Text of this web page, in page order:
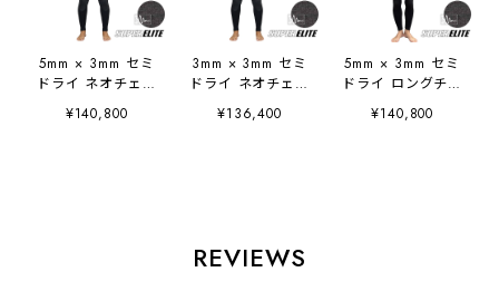
5mm × 3mm セミ
ドライ ネオチェス
ELITE メンズ レデ
¥140,800
3mm × 3mm セミ
ドライ ネオチェス
ELITE メンズ レデ
¥136,400
5mm × 3mm セミ
ドライ ロングチェ
SUPER ELITE メ
¥140,800
REVIEWS